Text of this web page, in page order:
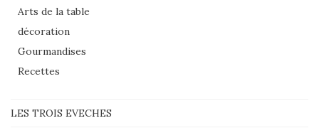
Arts de la table
décoration
Gourmandises
Recettes
LES TROIS EVECHES